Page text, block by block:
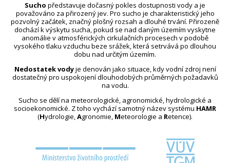
Sucho představuje dočasný pokles dostupnosti vody a je
považováno za přirozený jev. Pro sucho je charakteristický jeho
pozvolný začátek, značný plošný rozsah a dlouhé trvání. Přirozeně
dochází k výskytu sucha, pokud se nad daným územím vyskytne
anomálie v atmosférických cirkulačních procesech v podobě
vysokého tlaku vzduchu beze srážek, která setrvává po dlouhou
dobu nad určitým územím.
Nedostatek vodyje definován jako situace, kdy vodní zdroj není
dostatečný pro uspokojení dlouhodobých průměrných požadavků
na vodu.
Sucho se dělí na meteorologické, agronomické, hydrologické a
socioekonomické. Z toho vychází samotný název systému HAMR
(Hydrologie,Agronomie, Meteorologie a Retence).